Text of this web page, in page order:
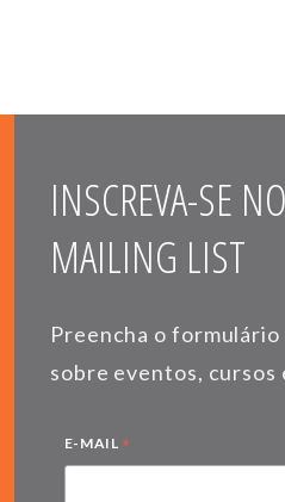
INSCREVA-SE
MAILING LIST
Preencha o
sobre eventos, cursos
E-MAIL *